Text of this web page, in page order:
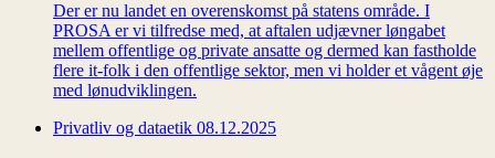
Der er nu landet en overenskomst på statens område. I
PROSA er vi tilfredse med, at aftalen udjævner løngabet
mellem offentlige og private ansatte og dermed kan fastholde
flere it-folk i den offentlige sektor, men vi holder et vågent øje
med lønudviklingen.
Privatliv og dataetik 08.12.2025